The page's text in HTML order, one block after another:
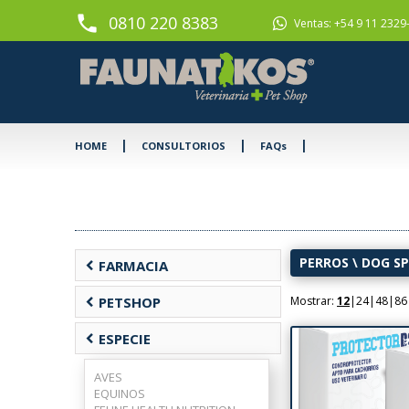
phone 0810 220 8383 Ventas: +54 9 11
HOME | CONSULTORIOS | FAQs |
chevron_left FARMACIA
chevron_left PETSHOP
chevron_left ESPECIE
AVES
EQUINOS
PERROS \ DOG
Mostrar: 12|24| 48| 86